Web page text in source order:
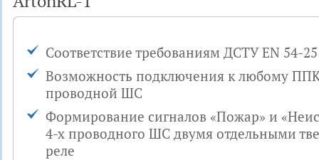
Соответствие требованиям ДСТУ EN 54-
Возможность подключения к любому
проводной ШС
Формирование сигналов «Пожар» и
4-х проводного ШС двумя отдельными
реле